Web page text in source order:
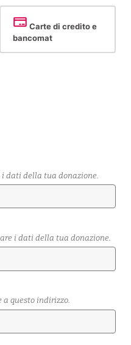
Carte di credito e
bancomat